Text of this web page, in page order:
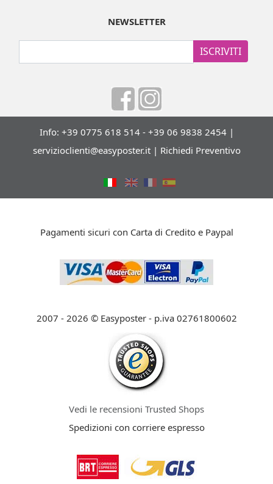
NEWSLETTER
ISCRIVITI
Info: +39 0775 618 514 - +39 06 9838 2454 |
servizioclienti@easyposter.it| Richiedi Preventivo
Pagamenti sicuri con Carta di Credito e Paypal
2007 - 2026 © Easyposter - p.iva 02761800602
Vedi le recensioni Trusted Shops
Spedizioni con corriere espresso